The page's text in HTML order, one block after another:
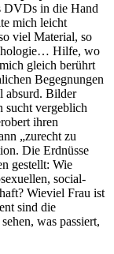
DVDs in die Hand
mich leicht
viel Material, so
Hilfe, wo
gleich berührt
Begegnungen
absurd. Bilder
sucht vergeblich
ihren
„zurecht zu
Die Erdnüsse
gestellt: Wie
social-
Wieviel Frau ist
sind die
was passiert,